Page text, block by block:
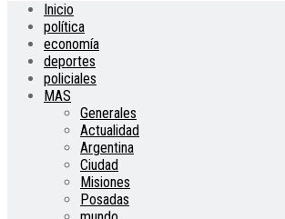
Inicio
política
economía
deportes
policiales
MAS
Generales
Actualidad
Argentina
Ciudad
Misiones
Posadas